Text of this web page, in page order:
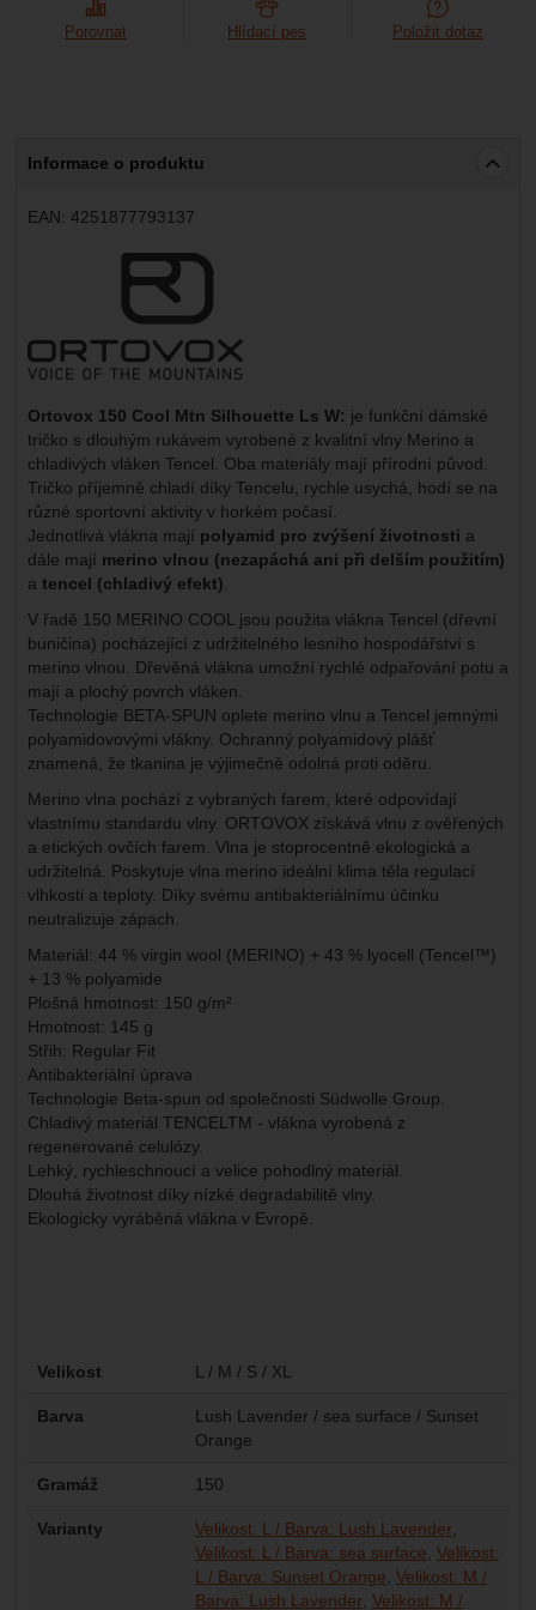
Porovnat Hlídací pes Položit dotaz
Informace o produktu
EAN: 4251877793137
Ortovox 150 Cool Mtn Silhouette Ls W: je funkční dámské
tričko s dlouhým rukávem vyrobené z kvalitní vlny Merino a
chladivých vláken Tencel. Oba materiály mají přírodní původ.
Tričko příjemně chladí díky Tencelu, rychle usychá, hodí se na
různé sportovní aktivity v horkém počasí.
Jednotlivá vlákna mají polyamid pro zvýšení životnosti a
dále mají merino vlnou (nezapáchá ani při delším použitím)
a tencel (chladivý efekt)
V řadě 150 MERINO COOL jsou použita vlákna Tencel (dřevní
buničina) pocházející z udržitelného lesního hospodářství s
merino vlnou. Dřevěná vlákna umožní rychlé odpařování potu a
mají a plochý povrch vláken.
Technologie BETA-SPUN oplete merino vlnu a Tencel jemnými
polyamidovovými vlákny. Ochranný polyamidový plášť
znamená, že tkanina je výjimečně odolná proti oděru.
Merino vlna pochází z vybraných farem, které odpovídají
vlastnímu standardu vlny. ORTOVOX získává vlnu z ověřených
a etických ovčích farem. Vlna je stoprocentně ekologická a
udržitelná. Poskytuje vlna merino ideální klima těla regulací
vlhkosti a teploty. Díky svému antibakteriálnímu účinku
neutralizuje zápach.
Materiál: 44 % virgin wool (MERINO) + 43 % lyocell (Tencel™)
+ 13 % polyamide
Plošná hmotnost: 150 g/m²
Hmotnost: 145 g
Střih: Regular Fit
Antibakteriální úprava
Technologie Beta-spun od společnosti Südwolle Group.
Chladivý materiál TENCELTM - vlákna vyrobená z
regenerované celulózy.
Lehký, rychleschnoucí a velice pohodlný materiál.
Dlouhá životnost díky nízké degradabilitě vlny.
Ekologicky vyráběná vlákna v Evropě.
Parametry
Velikost L / M / S / XL
Barva
Lush Lavender / sea surface / Sunset
Orange
Gramáž 150
Varianty
Velikost: L / Barva: Lush Lavender
Velikost: L / Barva: sea surface Velikost:
L / Barva: Sunset Orange Velikost: M /
Barva: Lush Lavender Velikost: M /